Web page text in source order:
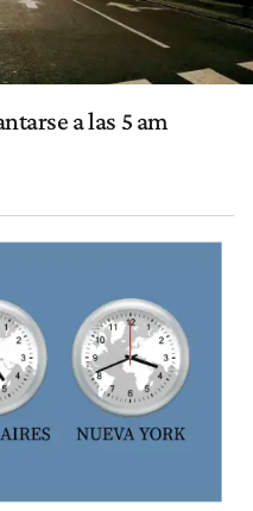
a las 5 am